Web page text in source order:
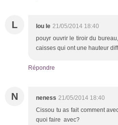
L lou le 21/05/2014 18:40
pouyr ouvrir le tiroir du
caisses qui ont une hauteur
Répondre
N neness 21/05/2014 18:40
Cissou tu as fait comment
quoi faire avec?